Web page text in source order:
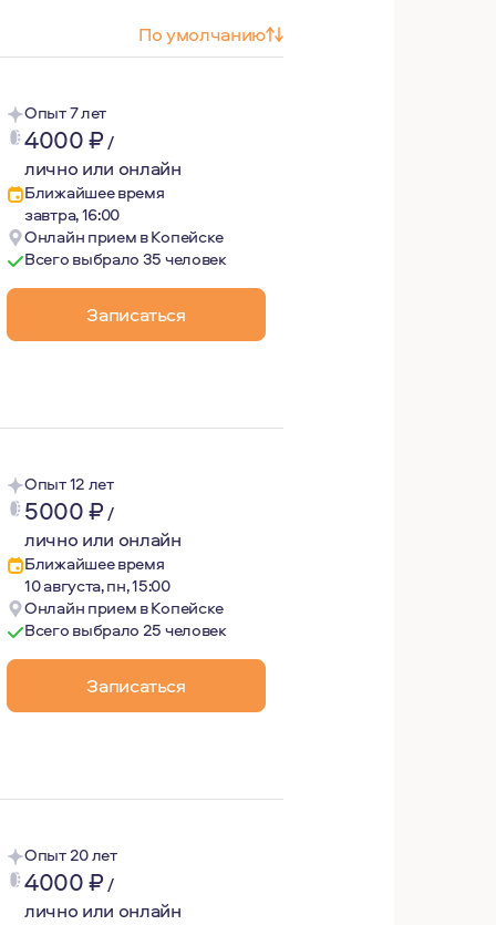
По умолчанию
Опыт 7 лет
4000₽/
лично или онлайн
Ближайшее время
завтра, 16:00
Онлайн прием в Копейске
Всего выбрало 35 человек
Записаться
и 7 из них работаю как частно практикующий
Опыт 12 лет
5000₽/
лично или онлайн
Ближайшее время
10 августа, пн, 15:00
Онлайн прием в Копейске
Всего выбрало 25 человек
Записаться
образование - религиоведческое. Мне всегда был
Психотерапии.
Опыт 20 лет
4000₽/
лично или онлайн